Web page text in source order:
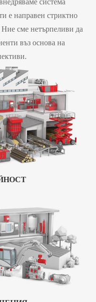
система
е направен стриктно
сме нетърпеливи да
въз основа на